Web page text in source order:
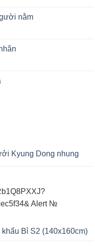
nằm
Kyung Dong nhung
Alert №
Bỉ S2 (140x160cm)